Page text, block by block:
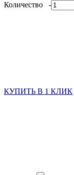
Количество -
КУПИТЬ В 1 КЛИК